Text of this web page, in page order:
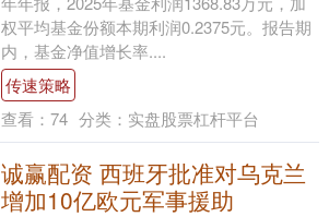
权平均基金份额本期利润0.2375元。报告期
内，基金净值增长率....
传速策略
查看： 74 分类： 实盘股票杠杆平台
诚赢配资 西班牙批准对乌克兰
增加10亿欧元军事援助